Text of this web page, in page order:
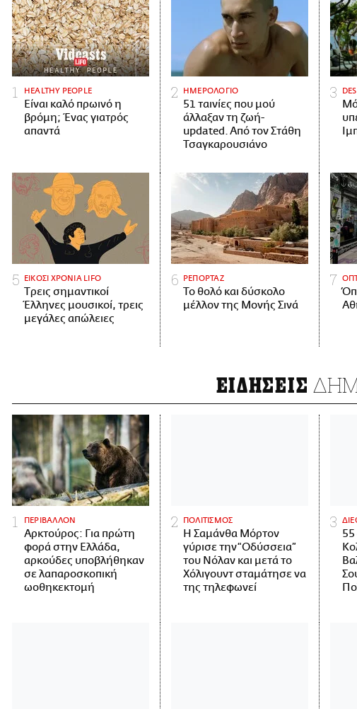
HEALTHY PEOPLE
Είναι καλό πρωινό η
βρόμη; Ένας γιατρός
απαντά
ΗΜΕΡΟΛΟΓΙΟ
51 ταινίες που μού
άλλαξαν τη ζωή-
updated. Aπό τον Στάθη
Τσαγκαρουσιάνο
ΕΙΚΟΣΙ ΧΡΟΝΙΑ LIFO
Tρεις σημαντικοί
Έλληνες μουσικοί, τρεις
μεγάλες απώλειες
ΡΕΠΟΡΤΑΖ
Το θολό και δύσκολο
μέλλον της Μονής Σινά
ΕΙΔΗΣΕΙΣ
ΠΕΡΙΒΑΛΛΟΝ
Αρκτούρος: Για πρώτη
φορά στην Ελλάδα,
αρκούδες υποβλήθηκαν
σε λαπαροσκοπική
ωοθηκεκτομή
ΠΟΛΙΤΙΣΜΟΣ
Η Σαμάνθα Μόρτον
γύρισε την “Οδύσσεια”
του Νόλαν και μετά το
Χόλιγουντ σταμάτησε να
της τηλεφωνεί
55